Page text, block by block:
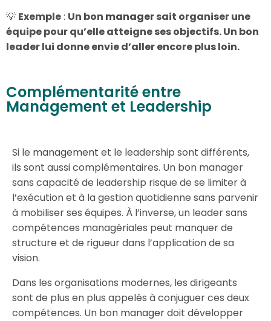
💡 Exemple: Un bon managersait organiser une
équipe pour qu’elle atteigne ses objectifs. Un bon
leader lui donne envie d’aller encore plus loin.
Complémentarité entre
Management et Leadership
Si le management et le leadership sont différents,
ils sont aussi complémentaires. Un bon manager
sans capacité de leadership risque de se limiter à
l’exécution et à la gestion quotidienne sans parvenir
à mobiliser ses équipes. À l’inverse, un leader sans
compétences managériales peut manquer de
structure et de rigueur dans l’application de sa
vision.
Dans les organisations modernes, les dirigeants
sont de plus en plus appelés à conjuguer ces deux
compétences. Un bon managerdoit développer